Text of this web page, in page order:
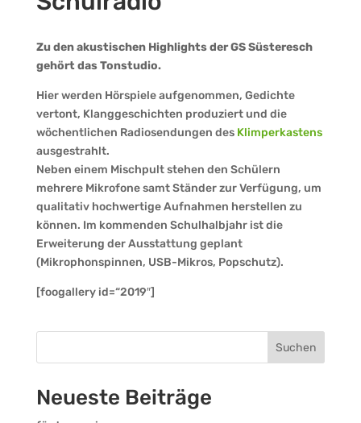
Zu den akustischen Highlights der GS Süsteresch
gehört das Tonstudio.
Hier werden Hörspiele aufgenommen, Gedichte
vertont, Klanggeschichten produziert und die
wöchentlichen Radiosendungen desKlimperkastens
ausgestrahlt.
Neben einem Mischpult stehen den Schülern
mehrere Mikrofone samt Ständer zur Verfügung, um
qualitativ hochwertige Aufnahmen herstellen zu
können. Im kommenden Schulhalbjahr ist die
Erweiterung der Ausstattung geplant
(Mikrophonspinnen, USB-Mikros, Popschutz).
[foogallery id=“2019″]
Suchen
Neueste Beiträge